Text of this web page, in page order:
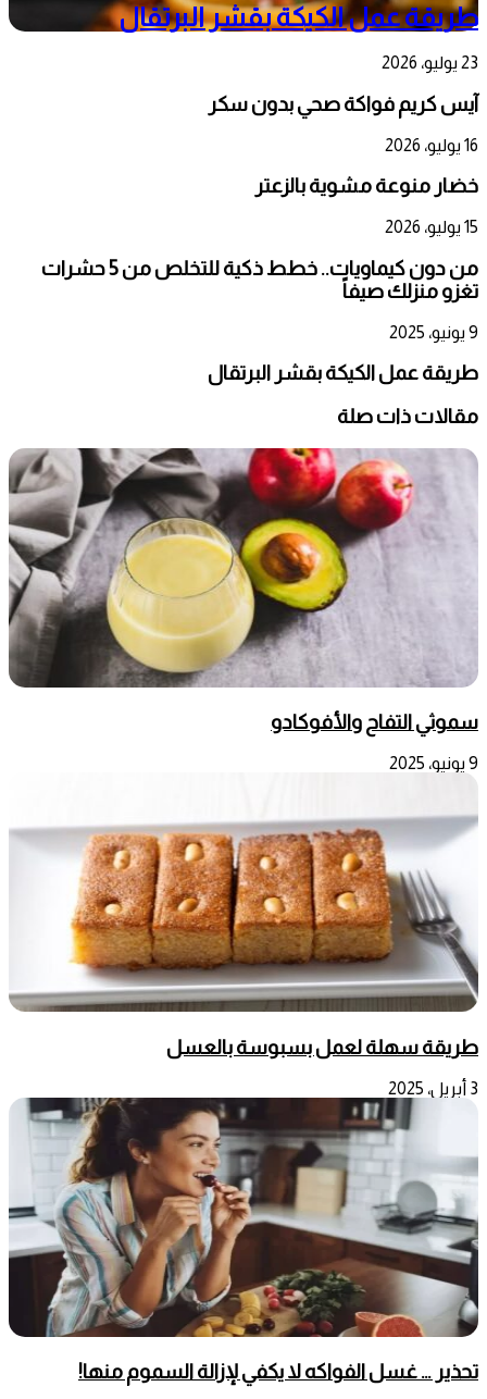
طريقة عمل الكيكة بقشر البرتقال
23 يوليو، 2026
آيس كريم فواكة صحي بدون سكر
16 يوليو، 2026
خضار منوعة مشوية بالزعتر
15 يوليو، 2026
من دون كيماويات.. خطط ذكية للتخلص من 5 حشرات
تغزو منزلك صيفاً
9 يونيو، 2025
طريقة عمل الكيكة بقشر البرتقال
مقالات ذات صلة
سموثي التفاح والأفوكادو
9 يونيو، 2025
طريقة سهلة لعمل بسبوسة بالعسل
3 أبريل، 2025
تحذير … غسل الفواكه لا يكفي لإزالة السموم منها!